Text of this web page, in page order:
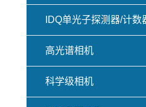
IDQ单光子探测器/计数
高光谱相机
科学级相机